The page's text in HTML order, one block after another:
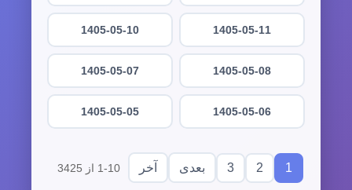
1405-05-11
1405-05-10
1405-05-08
1405-05-07
1405-05-06
1405-05-05
1
2
3 بعدی آخر 1-10 از 3425